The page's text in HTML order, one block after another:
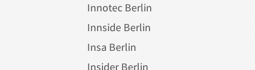
Innotec Berlin
Innside Berlin
Insa Berlin
Insider Berlin